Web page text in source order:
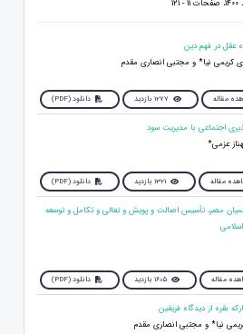
کریمی نیا* و مجتبی انصاری مقدم
مقاله 1277 بازدید دانلود (PDF)
عزمی*
مقاله 1321 بازدید دانلود (PDF)
مصر، تأسیس اصالت و پویش و تعالی و تکامل و توسعه
مقاله 1605 بازدید دانلود (PDF)
نیا* و مجتبی انصاری مقدم